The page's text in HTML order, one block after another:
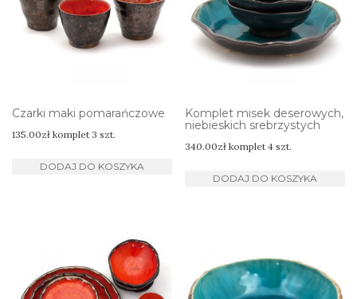
Czarki maki pomarańczowe
135.00zł komplet 3 szt.
DODAJ DO KOSZYKA
Komplet misek deserowych,
niebieskich srebrzystych
340.00zł komplet 4 szt.
DODAJ DO KOSZYKA